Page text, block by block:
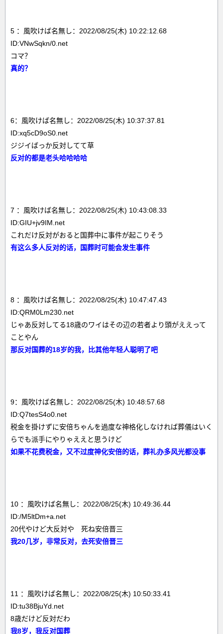
5 ：風吹けば名無し：2022/08/25(木) 10:22:12.68
ID:VNwSqkn/0.net
コマ？
真的？
6：風吹けば名無し：2022/08/25(木) 10:37:37.81
ID:xq5cD9oS0.net
ジジイばっか反対してて草
反对的都是老头哈哈哈哈
7 ：風吹けば名無し：2022/08/25(木) 10:43:08.33
ID:GIU+jv9IM.net
これだけ反対がおると国葬中に事件が起こりそう
有这么多人反对的话，国葬时可能会发生事件
8 ：風吹けば名無し：2022/08/25(木) 10:47:47.43
ID:QRM0Lm230.net
じゃあ反対してる18歳のワイはその辺の若者より頭がええって
ことやん
那反对国葬的18岁的我，比其他年轻人聪明了吧
9：風吹けば名無し：2022/08/25(木) 10:48:57.68
ID:Q7tesS4o0.net
税金を掛けずに安倍ちゃんを過度な神格化しなければ葬儀はいく
らでも派手にやりゃええと思うけど
如果不花费税金，又不过度神化安倍的话，葬礼办多风光都没事
10 ：風吹けば名無し：2022/08/25(木) 10:49:36.44
ID:/M5ltDm+a.net
20代やけど大反対や 死ね安倍晋三
我20几岁，非常反对，去死安倍晋三
11 ：風吹けば名無し：2022/08/25(木) 10:50:33.41
ID:tu38BjuYd.net
8歳だけど反対だわ
我8岁，我反对国葬